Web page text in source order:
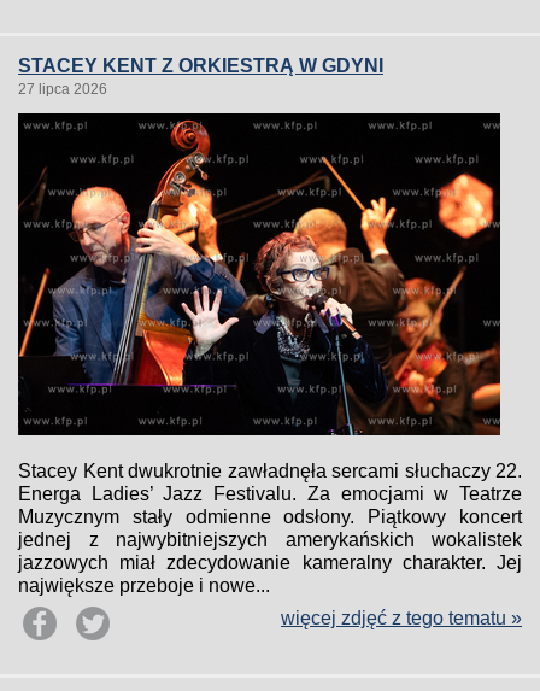
STACEY KENT Z ORKIESTRĄ W GDYNI
27 lipca 2026
Stacey Kent dwukrotnie zawładnęła sercami słuchaczy 22.
Energa Ladies’ Jazz Festivalu. Za emocjami w Teatrze
Muzycznym stały odmienne odsłony. Piątkowy koncert
jednej z najwybitniejszych amerykańskich wokalistek
jazzowych miał zdecydowanie kameralny charakter. Jej
największe przeboje i nowe...
więcej zdjęć z tego tematu »